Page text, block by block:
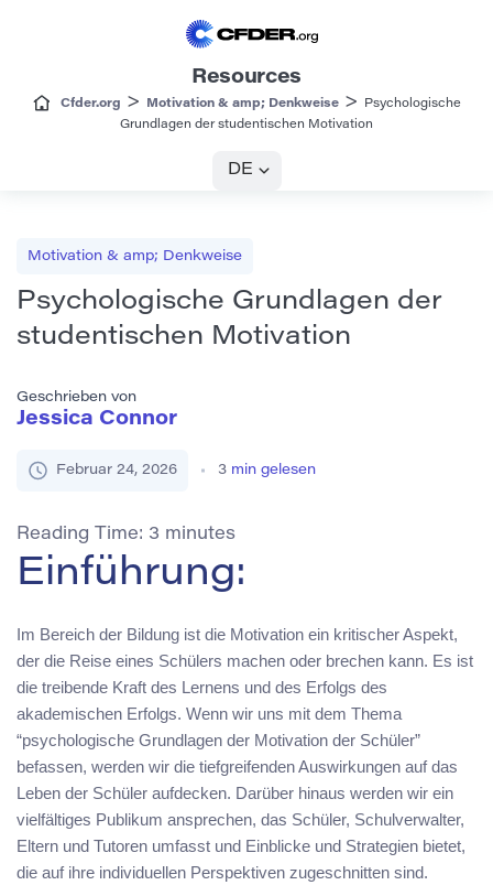
Resources
Cfder.org > Motivation & amp; Denkweise>
Psychologische
Grundlagen der studentischen Motivation
DE
Motivation & amp; Denkweise
Psychologische Grundlagen der
studentischen Motivation
Geschrieben von
Jessica Connor
Februar 24, 2026 3 min gelesen
Reading Time: 3 minutes
Einführung:
Im Bereich der Bildung ist die Motivation ein kritischer Aspekt,
der die Reise eines Schülers machen oder brechen kann. Es ist
die treibende Kraft des Lernens und des Erfolgs des
akademischen Erfolgs. Wenn wir uns mit dem Thema
“psychologische Grundlagen der Motivation der Schüler”
befassen, werden wir die tiefgreifenden Auswirkungen auf das
Leben der Schüler aufdecken. Darüber hinaus werden wir ein
vielfältiges Publikum ansprechen, das Schüler, Schulverwalter,
Eltern und Tutoren umfasst und Einblicke und Strategien bietet,
die auf ihre individuellen Perspektiven zugeschnitten sind.